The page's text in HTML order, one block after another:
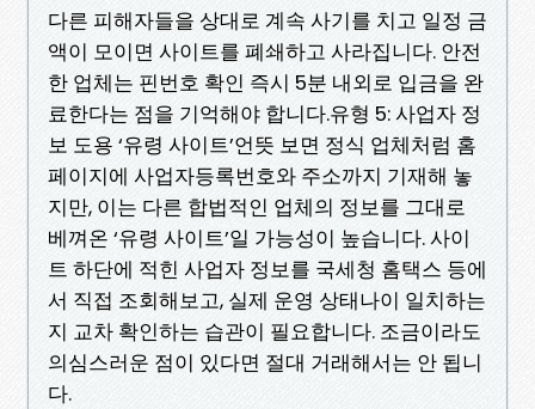
다른 피해자들을 상대로 계속 사기를 치고 일정 금
액이 모이면 사이트를 폐쇄하고 사라집니다. 안전
한 업체는 핀번호 확인 즉시 5분 내외로 입금을 완
료한다는 점을 기억해야 합니다.유형 5: 사업자 정
보 도용 ‘유령 사이트’언뜻 보면 정식 업체처럼 홈
페이지에 사업자등록번호와 주소까지 기재해 놓
지만, 이는 다른 합법적인 업체의 정보를 그대로
베껴온 ‘유령 사이트’일 가능성이 높습니다. 사이
트 하단에 적힌 사업자 정보를 국세청 홈택스 등에
서 직접 조회해보고, 실제 운영 상태나이 일치하는
지 교차 확인하는 습관이 필요합니다. 조금이라도
의심스러운 점이 있다면 절대 거래해서는 안 됩니
다.